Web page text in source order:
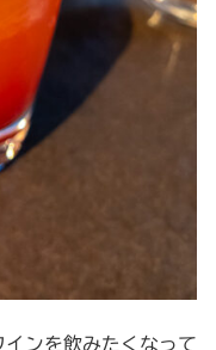
ンを飲みたくなって